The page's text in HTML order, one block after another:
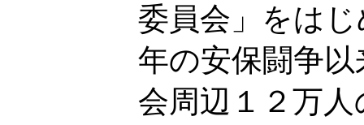
委員会」をは
年の安保闘争
会周辺１２万